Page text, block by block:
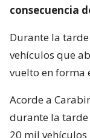
consecuencia
Durante la
vehículos que
vuelto en forma
Acorde a
durante la
20 mil